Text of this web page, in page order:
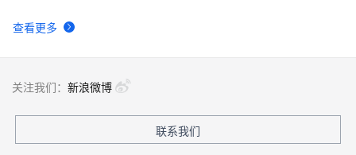
查看更多
关注我们： 新浪微博
联系我们